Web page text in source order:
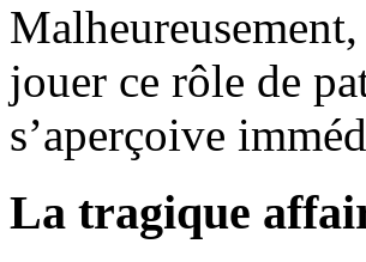
jouer ce rôle de
s’aperçoive
La tragique